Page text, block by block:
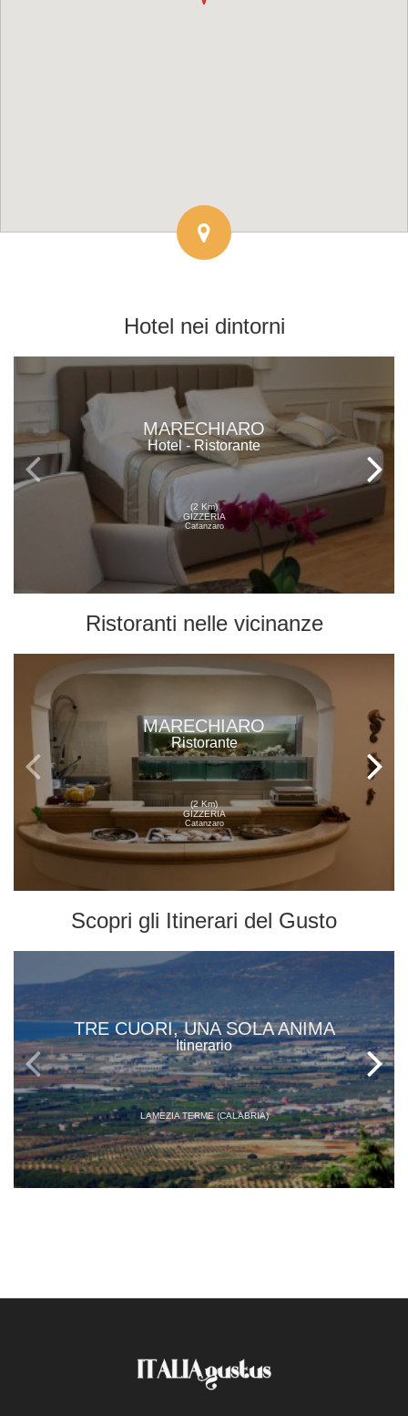
Hotel nei dintorni
MARECHIARO
Hotel - Ristorante
(2 Km)
GIZZERIA
Catanzaro
Ristoranti nelle vicinanze
MARECHIARO
Ristorante
(2 Km)
GIZZERIA
Catanzaro
Scopri gli Itinerari del Gusto
TRE CUORI, UNA SOLA ANIMA
Itinerario
LAMEZIA TERME (CALABRIA)